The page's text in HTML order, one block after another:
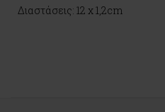
Διαστάσεις: 12 x 1,2cm